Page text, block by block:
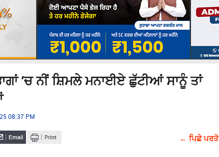
’ਚ ਨੀਂ ਸ਼ਿਮਲੇ ਮਨਾਈਏ ਛੁੱਟੀਆਂ ਸਾਨੂੰ ਤਾਂ
08:37 PM
← ਪਿਛੇ ਪਰਤੋ